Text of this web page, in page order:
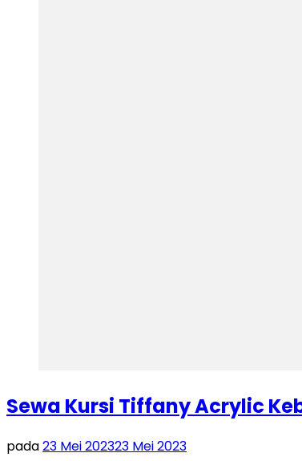
Sewa Kursi Tiffany Acrylic
pada23 Mei 202323 Mei 2023